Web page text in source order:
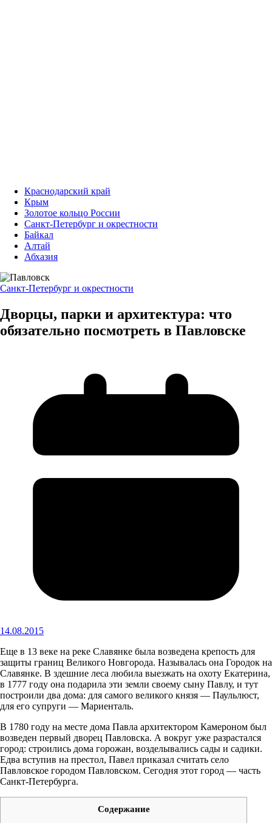
Краснодарский край
Крым
Золотое кольцо России
Санкт-Петербург и окрестности
Байкал
Алтай
Абхазия
Санкт-Петербург и окрестности
Дворцы, парки и архитектура: что
обязательно посмотреть в Павловске
14.08.2015
Еще в 13 веке на реке Славянке была возведена крепость для
защиты границ Великого Новгорода. Называлась она Городок на
Славянке. В здешние леса любила выезжать на охоту Екатерина,
в 1777 году она подарила эти земли своему сыну Павлу, и тут
построили два дома: для самого великого князя — Паульлюст,
для его супруги — Мариенталь.
В 1780 году на месте дома Павла архитектором Камероном был
возведен первый дворец Павловска. А вокруг уже разрастался
город: строились дома горожан, возделывались сады и садики.
Едва вступив на престол, Павел приказал считать село
Павловское городом Павловском. Сегодня этот город — часть
Санкт-Петербурга.
Содержание